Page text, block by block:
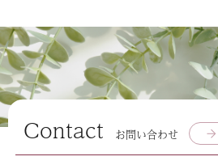
Contact お問い合わせ